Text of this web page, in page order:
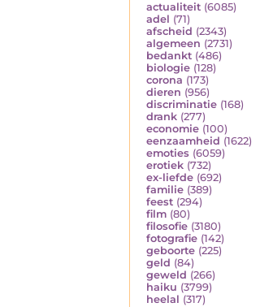
actualiteit (6085)
adel (71)
afscheid (2343)
algemeen (2731)
bedankt (486)
biologie (128)
corona (173)
dieren (956)
discriminatie (168)
drank (277)
economie (100)
eenzaamheid (1622)
emoties (6059)
erotiek (732)
ex-liefde (692)
familie (389)
feest (294)
film (80)
filosofie (3180)
fotografie (142)
geboorte (225)
geld (84)
geweld (266)
haiku (3799)
heelal (317)